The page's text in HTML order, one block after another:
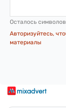
Осталось
Авторизуйтесь,
материалы